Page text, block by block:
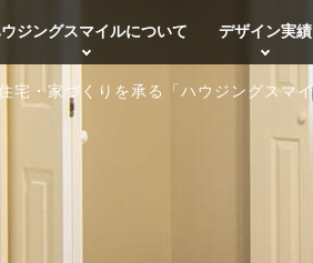
宅・家づくりを承る「ハウジングスマ
ジングスマイルについて デザイン実績